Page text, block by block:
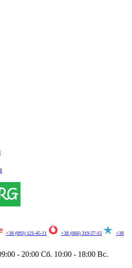
+38 (093) 121-45-11 +38 (066) 319-27-15
+38
- 20:00 Сб. 10:00 - 18:00 Вс.